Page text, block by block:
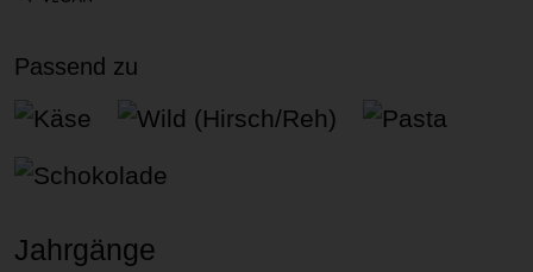
Passend zu
Käse
Wild (Hirsch/Reh) Pasta
Jahrgänge